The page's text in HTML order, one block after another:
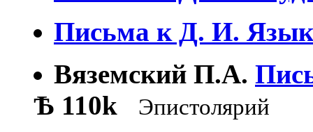
Письма к Д. И.
Вяземский П.А.
Ѣ 110k Эпистолярий